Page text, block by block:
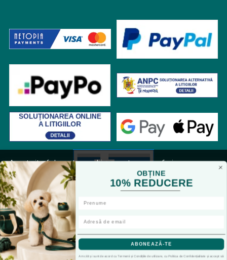
Acest site foloseste cookies pentru a va oferi
functionalitatea dorita. Navigand in continuare, sunteti
de acord cu
Politica de cookiessi cu plasarea de cookies,
cu scopul de a va oferi o experienta imbunatatita.
Accepta toate cookie-urile
Doar cookie-uri esentiale
RON
© petvet-shop.ro 2026
OBȚINE
10% REDUCERE
ABONEAZĂ-TE
Am citit și sunt de acord cu Termenii și Condițiile de utilizare, cu Politica de Confidențialitate și accept să